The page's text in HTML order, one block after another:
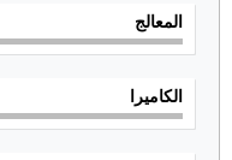
المعالج
الكاميرا